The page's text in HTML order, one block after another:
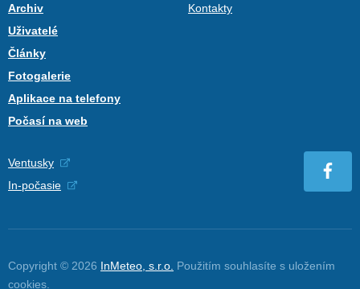
Archiv
Uživatelé
Články
Fotogalerie
Aplikace na telefony
Počasí na web
Kontakty
Ventusky
In-počasie
Copyright © 2026 InMeteo, s.r.o. Použitím souhlasíte s uložením
cookies